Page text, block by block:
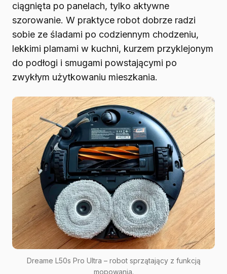
ciągnięta po panelach, tylko aktywne
szorowanie. W praktyce robot dobrze radzi
sobie ze śladami po codziennym chodzeniu,
lekkimi plamami w kuchni, kurzem przyklejonym
do podłogi i smugami powstającymi po
zwykłym użytkowaniu mieszkania.
Dreame L50s Pro Ultra – robot sprzątający z funkcją
mopowania.